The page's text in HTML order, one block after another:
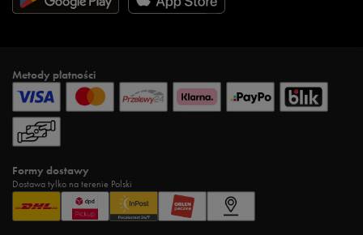
Metody płatności
Formy dostawy
Dostawa tylko na terenie Polski